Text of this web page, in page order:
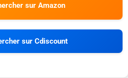
sur Amazon
sur Cdiscount